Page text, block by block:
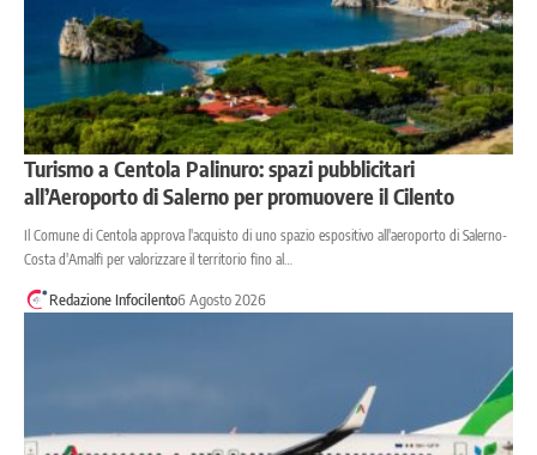
Turismo a Centola Palinuro: spazi pubblicitari
all’Aeroporto di Salerno per promuovere il Cilento
Il Comune di Centola approva l'acquisto di uno spazio espositivo all'aeroporto di Salerno-
Costa d'Amalfi per valorizzare il territorio fino al…
Redazione Infocilento6 Agosto 2026